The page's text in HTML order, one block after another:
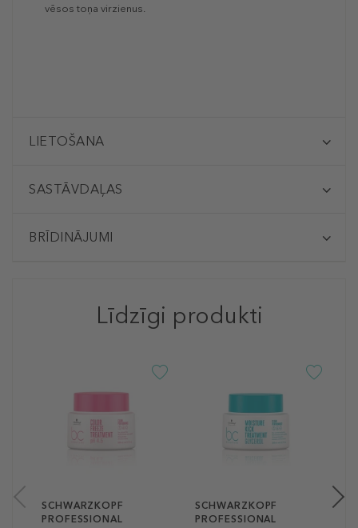
vēsos toņa virzienus.
LIETOŠANA
SASTĀVDAĻAS
BRĪDINĀJUMI
Līdzīgi produkti
SCHWARZKOPF
PROFESSIONAL
SCHWARZKOPF
PROFESSIONAL